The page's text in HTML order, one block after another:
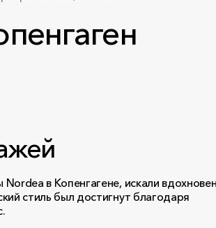
в Копенгагене, искали
стиль был достигнут благодаря